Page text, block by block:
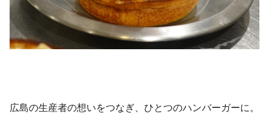
広島の生産者の想いをつなぎ、ひとつのハンバーガーに。